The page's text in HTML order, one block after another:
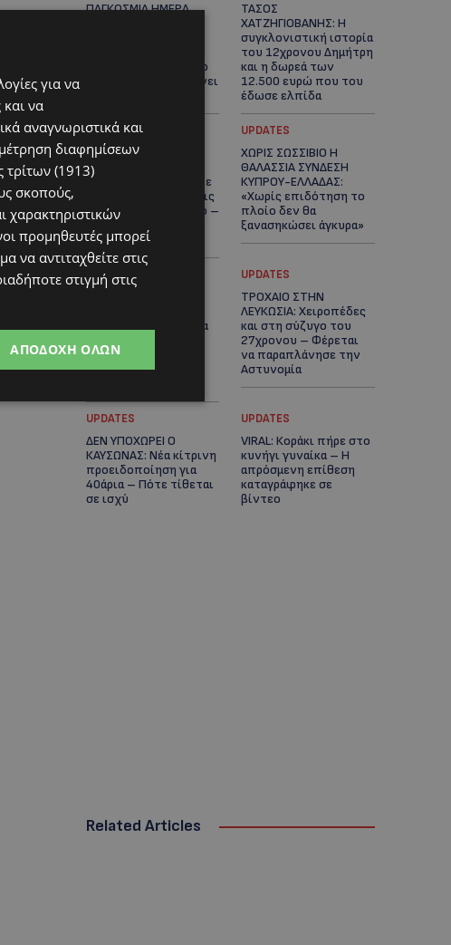
ΠΑΓΚΟΣΜΙΑ ΗΜΕΡΑ
χαδιάρικο τετράποδο
με τη ματιά που λιώνει
ΤΑΣΟΣ
ΧΑΤΖΗΓΙΟΒΑΝΗΣ: Η
συγκλονιστική ιστορία
του 12χρονου Δημήτρη
και η δωρεά των
12.500 ευρώ που του
έδωσε ελπίδα
STORIES
ΕΞΩΤΙΚΑ ΖΩΑ ΣΤΗΝ
ΚΥΠΡΟ: Πότε
επιτρέπεται και πότε
απαγορεύεται να έχεις
μαϊμού ως κατοικίδιο –
διατηρείς νόμιμα
UPDATES
ΧΩΡΙΣ ΣΩΣΣΙΒΙΟ Η
ΘΑΛΑΣΣΙΑ ΣΥΝΔΕΣΗ
ΚΥΠΡΟΥ-ΕΛΛΑΔΑΣ:
«Χωρίς επιδότηση το
πλοίο δεν θα
ξανασηκώσει άγκυρα»
STORIES
πρωτοβουλίες για να
Μακαρίου και το
κέντρο της
UPDATES
ΤΡΟΧΑΙΟ ΣΤΗΝ
ΛΕΥΚΩΣΙΑ: Χειροπέδες
και στη σύζυγο του
27χρονου – Φέρεται
να παραπλάνησε την
Αστυνομία
UPDATES
ΔΕΝ ΥΠΟΧΩΡΕΙ Ο
ΚΑΥΣΩΝΑΣ: Νέα κίτρινη
προειδοποίηση για
40άρια – Πότε τίθεται
σε ισχύ
UPDATES
VIRAL: Κοράκι πήρε στο
κυνήγι γυναίκα – Η
απρόσμενη επίθεση
καταγράφηκε σε
βίντεο
Related Articles
για να
να
αναγνωριστικά και
διαφημίσεων
τρίτων (1913)
σκοπούς,
χαρακτηριστικών
προμηθευτές μπορεί
να αντιταχθείτε στις
στιγμή στις
ΑΠΟΔΟΧΉ ΌΛΩΝ